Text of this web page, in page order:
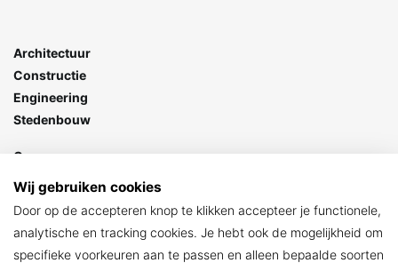
Architectuur
Constructie
Engineering
Stedenbouw
Goes
Stationspark 7
4462 DZ Goes
> Contact
Wij gebruiken cookies
Door op de accepteren knop te klikken accepteer je functionele,
analytische en tracking cookies. Je hebt ook de mogelijkheid om
specifieke voorkeuren aan te passen en alleen bepaalde soorten